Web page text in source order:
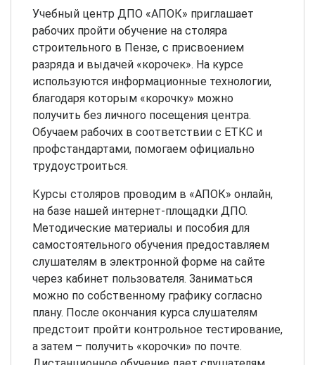
Учебный центр ДПО «АПОК» приглашает
рабочих пройти обучение на столяра
строительного в Пензе, с присвоением
разряда и выдачей «корочек». На курсе
используются информационные технологии,
благодаря которым «корочку» можно
получить без личного посещения центра.
Обучаем рабочих в соответствии с ЕТКС и
профстандартами, помогаем официально
трудоустроиться.
Курсы столяров проводим в «АПОК» онлайн,
на базе нашей интернет-площадки ДПО.
Методические материалы и пособия для
самостоятельного обучения предоставляем
слушателям в электронной форме на сайте
через кабинет пользователя. Заниматься
можно по собственному графику согласно
плану. После окончания курса слушателям
предстоит пройти контрольное тестирование,
а затем – получить «корочки» по почте.